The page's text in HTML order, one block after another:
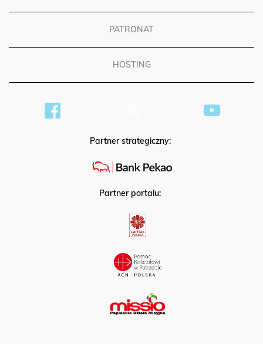
Partner strategiczny:
Partner portalu: